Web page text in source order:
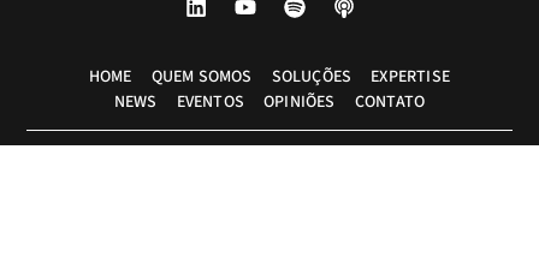
HOME QUEM SOMOS SOLUÇÕES
EXPERTISE
NEWS
EVENTOS OPINIÕES CONTATO